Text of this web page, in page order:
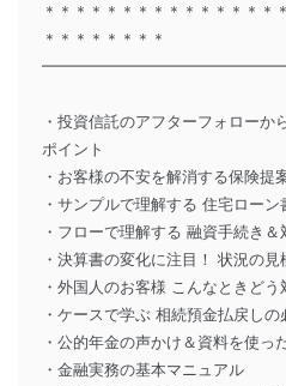
＊＊＊＊＊＊＊＊＊＊＊＊＊＊＊
＊＊＊＊＊＊＊＊
・投資信託のアフターフォローか
ポイント
・お客様の不安を解消する保険提
・サンプルで理解する 住宅ロー
・フローで理解する 融資手続き＆
・決算書の変化に注目！ 状況の
・外国人のお客様 こんなときどう
・ケースで学ぶ 相続預金払戻し
・公的年金の声かけ＆資料を使っ
・金融実務の基本マニュアル